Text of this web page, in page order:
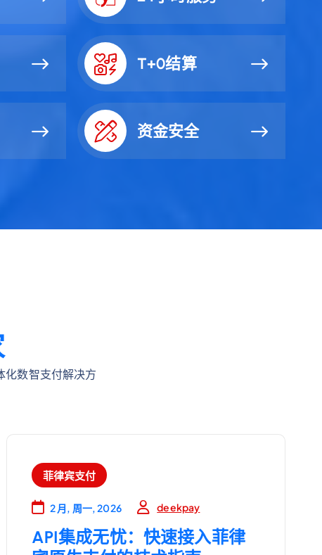
T+0结算
资金安全
化数智支付解决方
菲律宾支付
2 月, 周一, 2026 deekpay
API集成无忧：快速接入菲律